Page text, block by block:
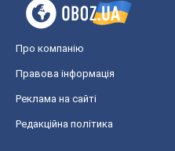
Про компанію
Правова інформація
Реклама на сайті
Редакційна політика